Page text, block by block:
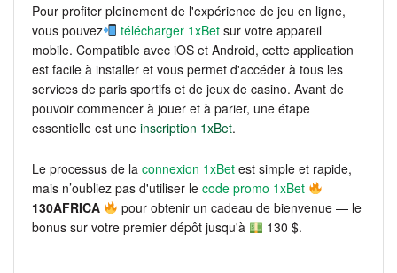
Pour profiter pleinement de l'expérience de jeu en ligne,
vous pouvez
télécharger 1xBet sur votre appareil
mobile. Compatible avec iOS et Android, cette application
est facile à installer et vous permet d'accéder à tous les
services de paris sportifs et de jeux de casino. Avant de
pouvoir commencer à jouer et à parier, une étape
essentielle est une inscription 1xBet.
Le processus de la connexion 1xBet est simple et rapide,
mais n’oubliez pas d'utiliser le code promo 1xBet
130AFRICA
pour obtenir un cadeau de bienvenue — le
bonus sur votre premier dépôt jusqu'à
130 $.